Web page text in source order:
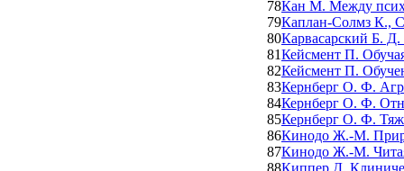
78Кан М. Между
79Каплан-Солмз К.,
80Карвасарский Б. Д.
81Кейсмент П.
82Кейсмент П.
83Кернберг О. Ф.
84Кернберг О. Ф.
85Кернберг О. Ф.
86Кинодо Ж.-М.
87Кинодо Ж.-М. Читая